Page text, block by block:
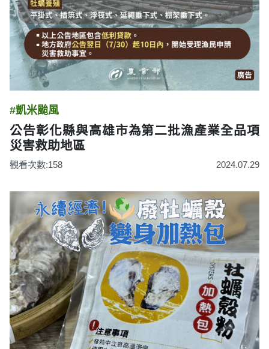
#凱米颱風
公告彰化縣與高雄市為第二批漁產業全品項
災害救助地區
觀看次數:158 2024.07.29